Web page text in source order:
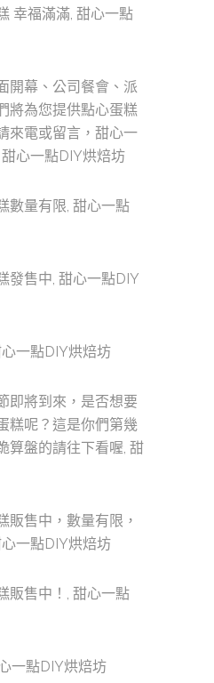
幸福滿滿, 甜心一點
開幕、公司餐會、派
將為您提供點心蛋糕
來電或留言，甜心一
心一點DIY烘焙坊
數量有限, 甜心一點
發售中, 甜心一點DIY
一點DIY烘焙坊
即將到來，是否想要
糕呢？這是你們第幾
算盤的請往下看喔, 甜
販售中，數量有限，
一點DIY烘焙坊
販售中！, 甜心一點
一點DIY烘焙坊